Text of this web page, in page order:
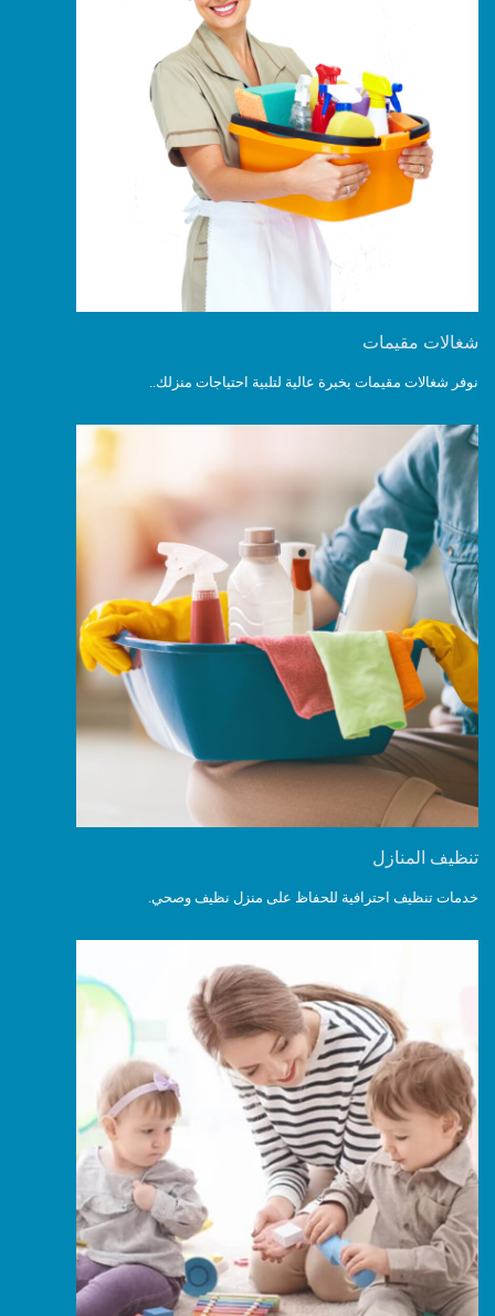
شغالات مقيمات
نوفر شغالات مقيمات بخبرة عالية لتلبية احتياجات منزلك..
تنظيف المنازل
خدمات تنظيف احترافية للحفاظ على منزل نظيف وصحي.